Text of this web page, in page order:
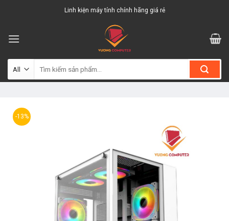
Linh kiện máy tính chính hãng giá rẻ
kiếm:
-13%